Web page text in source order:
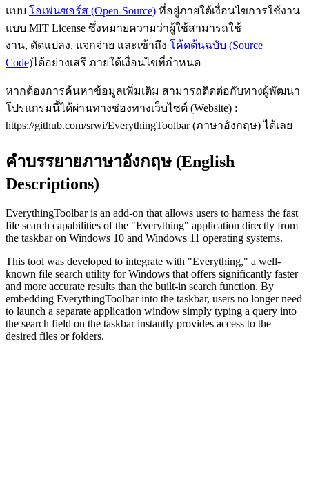
แบบ โอเพ่นซอร์ส (Open-Source) ที่อยู่ภายใต้เงื่อนไขการใช้งาน
แบบ MIT License ซึ่งหมายความว่าผู้ใช้สามารถใช้
งาน, ดัดแปลง, แจกจ่าย และเข้าถึง โค้ดต้นฉบับ (Source
Code)ได้อย่างเสรี ภายใต้เงื่อนไขที่กำหนด
หากต้องการค้นหาข้อมูลเพิ่มเติม สามารถติดต่อกับทางผู้พัฒนา
โปรแกรมนี้ได้ผ่านทางช่องทางเว็บไซต์ (Website) :
https://github.com/srwi/EverythingToolbar (ภาษาอังกฤษ) ได้เลย
คำบรรยายภาษาอังกฤษ (English
Descriptions)
EverythingToolbar is an add-on that allows users to harness the fast
file search capabilities of the "Everything" application directly from
the taskbar on Windows 10 and Windows 11 operating systems.
This tool was developed to integrate with "Everything," a well-
known file search utility for Windows that offers significantly faster
and more accurate results than the built-in search function. By
embedding EverythingToolbar into the taskbar, users no longer need
to launch a separate application window simply typing a query into
the search field on the taskbar instantly provides access to the
desired files or folders.